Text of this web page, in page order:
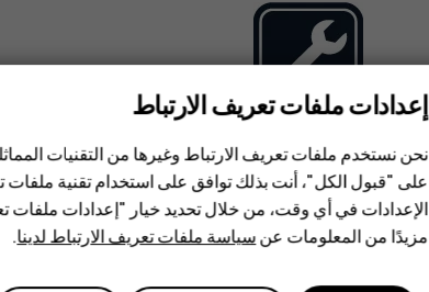
لا يجب تركيب مكونات هذا المنتج أو إصلاحها
البطاريات وأجهزة الشحن والملحقات
إعدادات ملفات تعريف الارتباط
نحن نستخدم ملفات تعريف الارتباط وغيرها من التقنيات
على "قبول الكل"، أنت بذلك توافق على استخدام تقنية ملفات
الإعدادات في أي وقت، من خلال تحديد خيار "إعدادات
مزيدًا من المعلومات عنسياسة ملفات تعريف الارتباط لدينا.